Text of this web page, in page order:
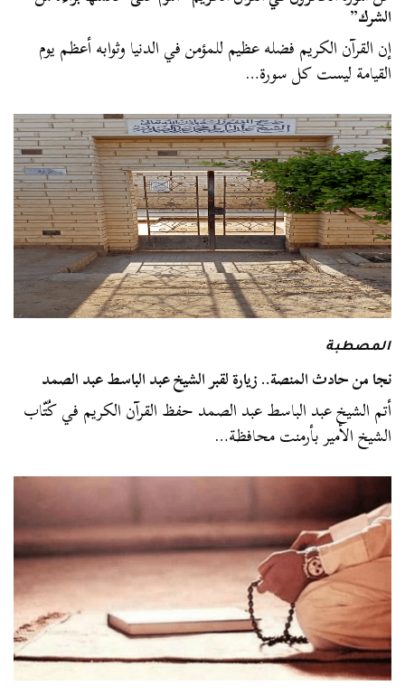
الشرك”
إن القرآن الكريم فضله عظيم للمؤمن في الدنيا وثوابه أعظم يوم
القيامة ليست كل سورة…
المصطبة
نجا من حادث المنصة.. زيارة لقبر الشيخ عبد الباسط عبد الصمد
أتم الشيخ عبد الباسط عبد الصمد حفظ القرآن الكريم في كُتّاب
الشيخ الأمير بأرمنت محافظة…